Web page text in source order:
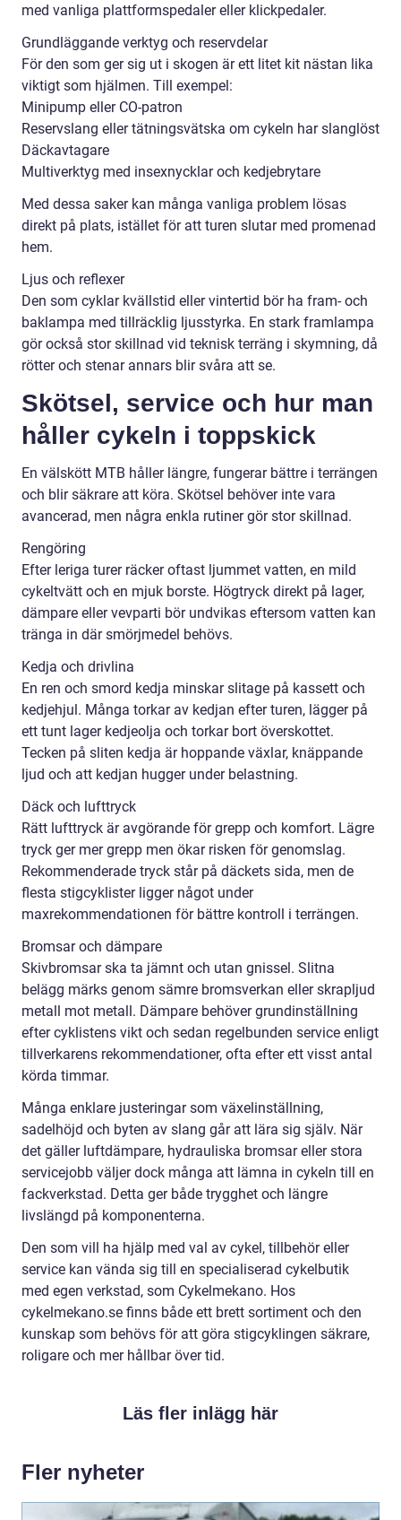
med vanliga plattformspedaler eller klickpedaler.
Grundläggande verktyg och reservdelar
För den som ger sig ut i skogen är ett litet kit nästan lika
viktigt som hjälmen. Till exempel:
Minipump eller CO-patron
Reservslang eller tätningsvätska om cykeln har slanglöst
Däckavtagare
Multiverktyg med insexnycklar och kedjebrytare
Med dessa saker kan många vanliga problem lösas
direkt på plats, istället för att turen slutar med promenad
hem.
Ljus och reflexer
Den som cyklar kvällstid eller vintertid bör ha fram- och
baklampa med tillräcklig ljusstyrka. En stark framlampa
gör också stor skillnad vid teknisk terräng i skymning, då
rötter och stenar annars blir svåra att se.
Skötsel, service och hur man
håller cykeln i toppskick
En välskött MTB håller längre, fungerar bättre i terrängen
och blir säkrare att köra. Skötsel behöver inte vara
avancerad, men några enkla rutiner gör stor skillnad.
Rengöring
Efter leriga turer räcker oftast ljummet vatten, en mild
cykeltvätt och en mjuk borste. Högtryck direkt på lager,
dämpare eller vevparti bör undvikas eftersom vatten kan
tränga in där smörjmedel behövs.
Kedja och drivlina
En ren och smord kedja minskar slitage på kassett och
kedjehjul. Många torkar av kedjan efter turen, lägger på
ett tunt lager kedjeolja och torkar bort överskottet.
Tecken på sliten kedja är hoppande växlar, knäppande
ljud och att kedjan hugger under belastning.
Däck och lufttryck
Rätt lufttryck är avgörande för grepp och komfort. Lägre
tryck ger mer grepp men ökar risken för genomslag.
Rekommenderade tryck står på däckets sida, men de
flesta stigcyklister ligger något under
maxrekommendationen för bättre kontroll i terrängen.
Bromsar och dämpare
Skivbromsar ska ta jämnt och utan gnissel. Slitna
belägg märks genom sämre bromsverkan eller skrapljud
metall mot metall. Dämpare behöver grundinställning
efter cyklistens vikt och sedan regelbunden service enligt
tillverkarens rekommendationer, ofta efter ett visst antal
körda timmar.
Många enklare justeringar som växelinställning,
sadelhöjd och byten av slang går att lära sig själv. När
det gäller luftdämpare, hydrauliska bromsar eller stora
servicejobb väljer dock många att lämna in cykeln till en
fackverkstad. Detta ger både trygghet och längre
livslängd på komponenterna.
Den som vill ha hjälp med val av cykel, tillbehör eller
service kan vända sig till en specialiserad cykelbutik
med egen verkstad, som Cykelmekano. Hos
cykelmekano.se finns både ett brett sortiment och den
kunskap som behövs för att göra stigcyklingen säkrare,
roligare och mer hållbar över tid.
Läs fler inlägg här
Fler nyheter